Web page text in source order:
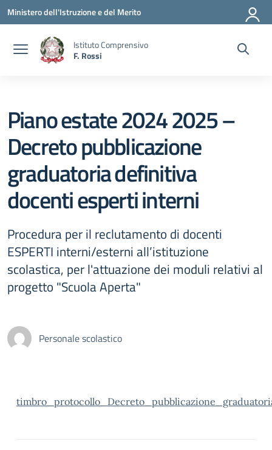
Vai ai contenuti
Vai al menu di navigazione
Vai al footer
Ministero dell'Istruzione e del Merito
Istituto Comprensivo
F. Rossi
Piano estate 2024 2025 –
Decreto pubblicazione
graduatoria definitiva
docenti esperti interni
Procedura per il reclutamento di docenti
ESPERTI interni/esterni all’istituzione
scolastica, per l'attuazione dei moduli relativi al
progetto "Scuola Aperta"
Personale scolastico